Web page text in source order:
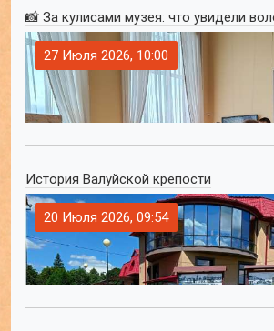
📸 За кулисами музея: что увидели
27 Июля 2026, 10:00
История Валуйской крепости
20 Июля 2026, 09:54